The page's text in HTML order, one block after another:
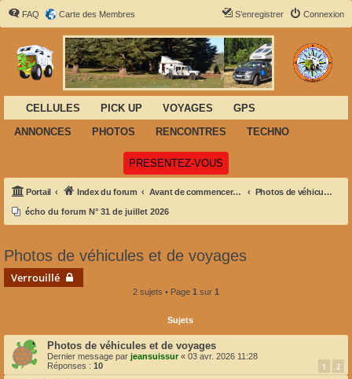
FAQ Carte des Membres Connexion
S’enregistrer
CELLULES PICK UP VOYAGES
GPS
ANNONCES
PHOTOS RENCONTRES TECHNO
PRESENTEZ-VOUS
Portail Index du forum Avant de commencer sur Félix Photos de véhicules et de voyages
écho du forum N° 31 de juillet 2026
Photos de véhicules et de voyages
Verrouillé
2 sujets • Page 1 sur 1
Sujets
Photos de véhicules et de voyages
Dernier message par jeansuissur« 03 avr. 2026 11:28
Réponses : 10 1 2